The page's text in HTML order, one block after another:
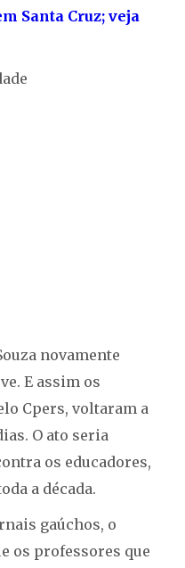
Santa Cruz; veja
novamente
E assim os
Cpers, voltaram a
O ato seria
os educadores,
a década.
gaúchos, o
os professores que